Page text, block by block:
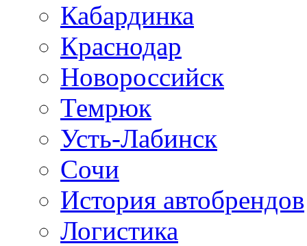
Кабардинка
Краснодар
Новороссийск
Темрюк
Усть-Лабинск
Сочи
История автобрендов
Логистика